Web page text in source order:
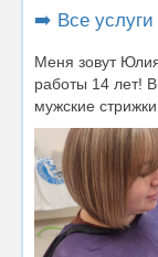
➡️ Все
Меня зовут
работы 14 лет!
мужские